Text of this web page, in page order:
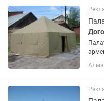
10